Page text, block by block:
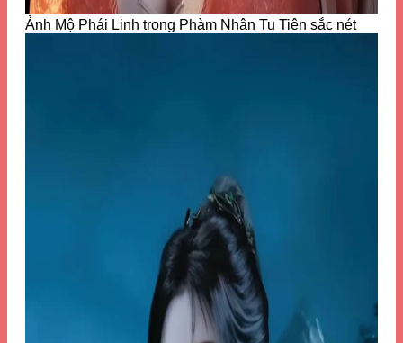
Ảnh Mộ Phái Linh trong Phàm Nhân Tu Tiên sắc nét